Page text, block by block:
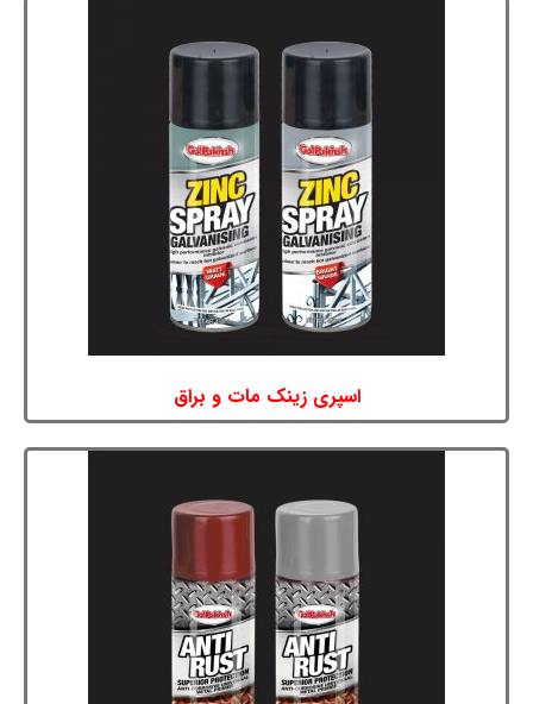
اسپری زینک مات و براق